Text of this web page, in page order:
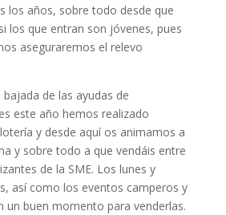
los años, sobre todo desde que
los que entran son jóvenes, pues
aseguraremos el relevo
de las ayudas de
este año hemos realizado
y desde aquí os animamos a
y sobre todo a que vendáis entre
de la SME. Los lunes y
así como los eventos camperos y
un buen momento para venderlas.